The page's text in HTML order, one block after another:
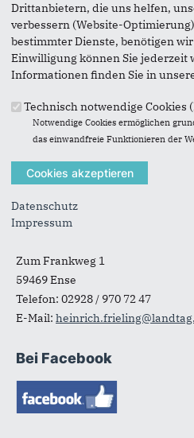
Kultur, Medien
Land NRW stärkt MINT-
Mit insgesamt 225.000 Euro aus
und Wissenschaft wird das zdi-
gefördert.
Fußbereich
Anschrift
Zum Frankweg 1
59469Ense
Telefon: 02928 / 970 72 47
E-Mail:
Bei Facebook
Drittanbietern, die uns helfen,
verbessern (Website-
bestimmter Dienste, benötigen
Einwilligung können Sie jederzeit
Informationen finden Sie in
Technisch notwendige Cookies (
Notwendige Cookies ermöglichen
das einwandfreie Funktionieren der
Datenschutz
Impressum